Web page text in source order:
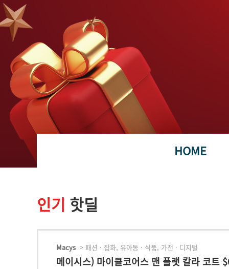
HOME
인기 핫딜
Macys > 패션 · 잡화, 유아동 · 식품, 가전 · 디지털
메이시스) 마이클코어스 맨 플랫 칼라 코트